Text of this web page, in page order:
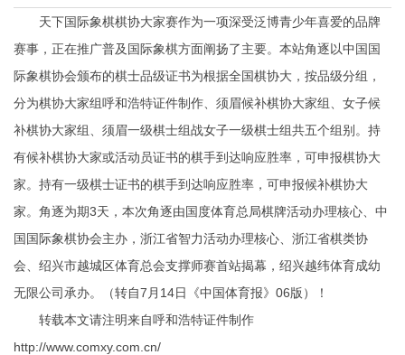
天下国际象棋棋协大家赛作为一项深受泛博青少年喜爱的品牌
赛事，正在推广普及国际象棋方面阐扬了主要。本站角逐以中国国
际象棋协会颁布的棋士品级证书为根据全国棋协大，按品级分组，
分为棋协大家组呼和浩特证件制作、须眉候补棋协大家组、女子候
补棋协大家组、须眉一级棋士组战女子一级棋士组共五个组别。持
有候补棋协大家或活动员证书的棋手到达响应胜率，可申报棋协大
家。持有一级棋士证书的棋手到达响应胜率，可申报候补棋协大
家。角逐为期3天，本次角逐由国度体育总局棋牌活动办理核心、中
国国际象棋协会主办，浙江省智力活动办理核心、浙江省棋类协
会、绍兴市越城区体育总会支撑师赛首站揭幕，绍兴越纬体育成幼
无限公司承办。（转自7月14日《中国体育报》06版）！
转载本文请注明来自呼和浩特证件制作
http://www.comxy.com.cn/